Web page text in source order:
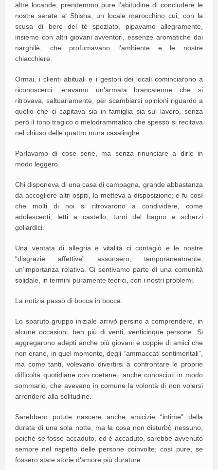
altre locande, prendemmo pure l’abitudine di concludere le
nostre serate al Shisha, un locale marocchino cui, con la
scusa di bere del tè speziato, pipavamo allegramente,
insieme con altri giovani avventori, essenze aromatiche dai
narghilè, che profumavano l’ambiente e le nostre
chiacchiere.
Ormai, i clienti abituali e i gestori dei locali cominciarono a
riconoscerci: eravamo un’armata brancaleone che si
ritrovava, saltuariamente, per scambiarsi opinioni riguardo a
quello che ci capitava sia in famiglia sia sul lavoro, senza
però il tono tragico o melodrammatico che spesso si recitava
nel chiuso delle quattro mura casalinghe.
Parlavamo di cose serie, ma senza rinunciare a dirle in
modo leggero.
Chi disponeva di una casa di campagna, grande abbastanza
da accogliere altri ospiti, la metteva a disposizione; e fu così
che molti di noi si ritrovarono a condividere, come
adolescenti, letti a castello, turni del bagno e scherzi
goliardici.
Una ventata di allegria e vitalità ci contagiò e le nostre
“disgrazie affettive” assunsero, temporaneamente,
un’importanza relativa. Ci sentivamo parte di una comunità
solidale, in termini puramente teorici, con i nostri problemi.
La notizia passò di bocca in bocca.
Lo sparuto gruppo iniziale arrivò persino a comprendere, in
alcune occasioni, ben più di venti, venticinque persone. Si
aggregarono adepti anche più giovani e coppie di amici che
non erano, in quel momento, degli “ammaccati sentimentali”,
ma come tanti, volevano divertirsi a confrontare le proprie
difficoltà quotidiane con coetanei, anche conosciuti in modo
sommario, che avevano in comune la volontà di non volersi
arrendere alla solitudine.
Sarebbero potute nascere anche amicizie “intime” della
durata di una sola notte, ma la cosa non disturbò nessuno,
poiché se fosse accaduto, ed è accaduto, sarebbe avvenuto
sempre nel rispetto delle persone coinvolte; così pure, se
fossero state storie d’amore più durature.